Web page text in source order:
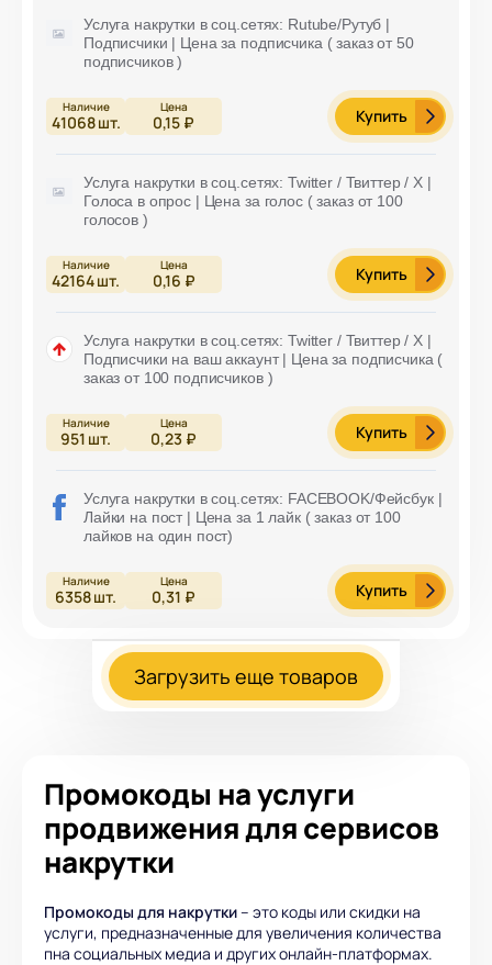
Услуга накрутки в соц.сетях: Rutube/Рутуб |
Подписчики | Цена за подписчика ( заказ от 50
подписчиков )
41068шт. 0,15 ₽ Купить
Услуга накрутки в соц.сетях: Twitter / Твиттер / X |
Голоса в опрос | Цена за голос ( заказ от 100
голосов )
42164шт. 0,16 ₽ Купить
Услуга накрутки в соц.сетях: Twitter / Твиттер / X |
Подписчики на ваш аккаунт | Цена за подписчика (
заказ от 100 подписчиков )
951 шт. 0,23 ₽ Купить
Услуга накрутки в соц.сетях: FACEBOOK/Фейсбук |
Лайки на пост | Цена за 1 лайк ( заказ от 100
лайков на один пост)
6358шт. 0,31 ₽ Купить
Загрузить еще товаров
Промокоды на услуги
продвижения для сервисов
накрутки
Промокоды для накрутки– это коды или скидки на
услуги, предназначенные для увеличения количества
пна социальных медиа и других онлайн-платформах.